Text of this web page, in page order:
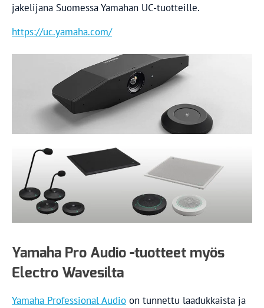
jakelijana Suomessa Yamahan UC-tuotteille.
https://uc.yamaha.com/
Yamaha Pro Audio -tuotteet myös
Electro Wavesilta
Yamaha Professional Audio on tunnettu laadukkaista ja